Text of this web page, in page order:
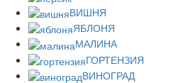
ВИШНЯ
ЯБЛОНЯ
МАЛИНА
ГОРТЕНЗИЯ
ВИНОГРАД